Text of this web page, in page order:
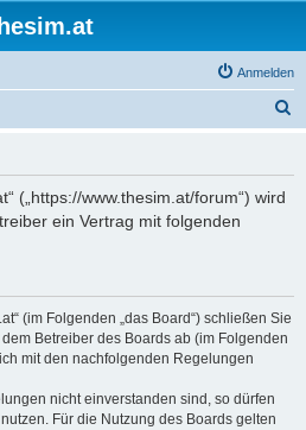
Anmelden
(„https://www.thesim.at/forum“) wird
ein Vertrag mit folgenden
(im Folgenden „das Board“) schließen Sie
Betreiber des Boards ab (im Folgenden
mit den nachfolgenden Regelungen
nicht einverstanden sind, so dürfen
Für die Nutzung des Boards gelten